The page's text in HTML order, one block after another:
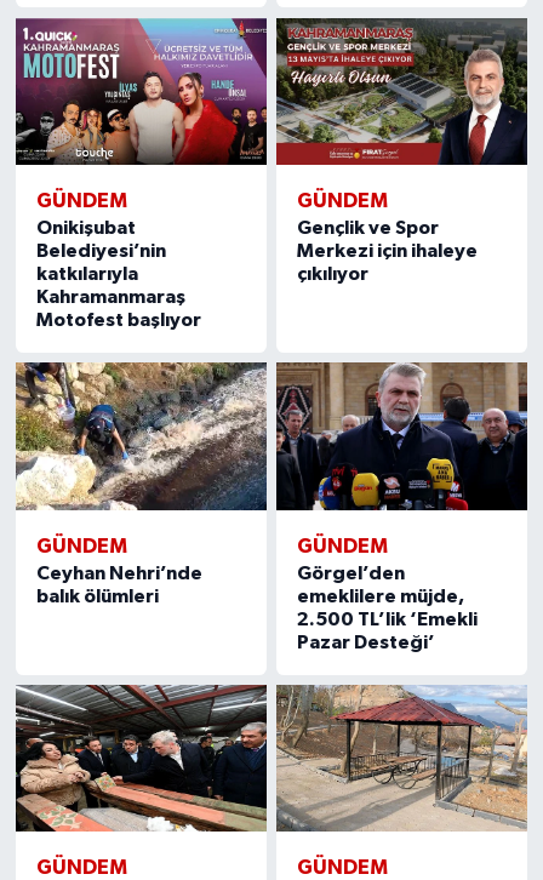
GÜNDEM
Onikişubat
Belediyesi’nin
katkılarıyla
Kahramanmaraş
Motofest başlıyor
GÜNDEM
Gençlik ve Spor
Merkezi için ihaleye
çıkılıyor
GÜNDEM
Ceyhan Nehri’nde
balık ölümleri
GÜNDEM
Görgel’den
emeklilere müjde,
2.500 TL’lik ‘Emekli
Pazar Desteği’
GÜNDEM GÜNDEM